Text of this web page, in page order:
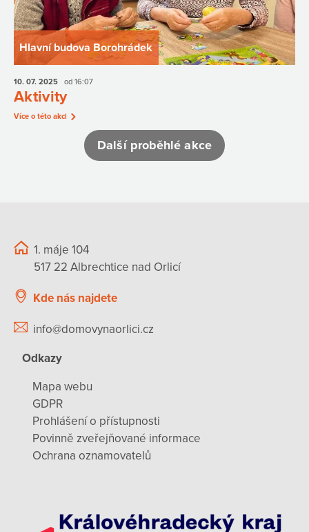
Hlavní budova Borohrádek
10. 07. 2025 od 16:07
Aktivity
Více o této akci
Další proběhlé akce
1. máje 104
517 22 Albrechtice nad Orlicí
Kde nás najdete
info@domovynaorlici.cz
Odkazy
Mapa webu
GDPR
Prohlášení o přístupnosti
Povinně zveřejňované informace
Ochrana oznamovatelů